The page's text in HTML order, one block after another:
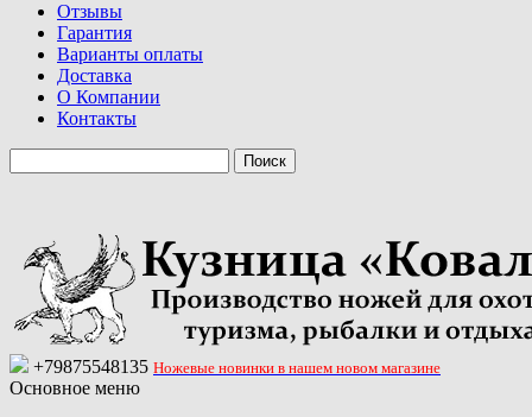
Отзывы
Гарантия
Варианты оплаты
Доставка
О Компании
Контакты
+79875548135 Ножевые новинки в нашем новом магазине
Основное меню